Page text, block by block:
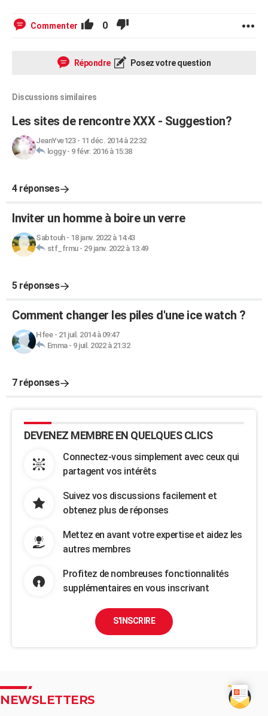
Commenter 0
Répondre Posez votre question
Discussions similaires
Les sites de rencontre XXX - Suggestion?
JeanYve123- 11 déc. 2014 à 22:32
loggy- 9 févr. 2016 à 15:38
4 réponses
Inviter un homme à boire un verre
Sabtouh- 18 janv. 2022 à 14:43
stf_frmu- 29 janv. 2022 à 13:49
5 réponses
Comment changer les piles d'une ice watch ?
Hfee- 21 juil. 2014 à 09:47
Emma- 9 juil. 2022 à 21:32
7 réponses
DEVENEZ MEMBRE EN QUELQUES CLICS
Connectez-vous simplement avec ceux qui
partagent vos intérêts
Suivez vos discussions facilement et
obtenez plus de réponses
Mettez en avant votre expertise et aidez les
autres membres
Profitez de nombreuses fonctionnalités
supplémentaires en vous inscrivant
S'INSCRIRE
NEWSLETTERS